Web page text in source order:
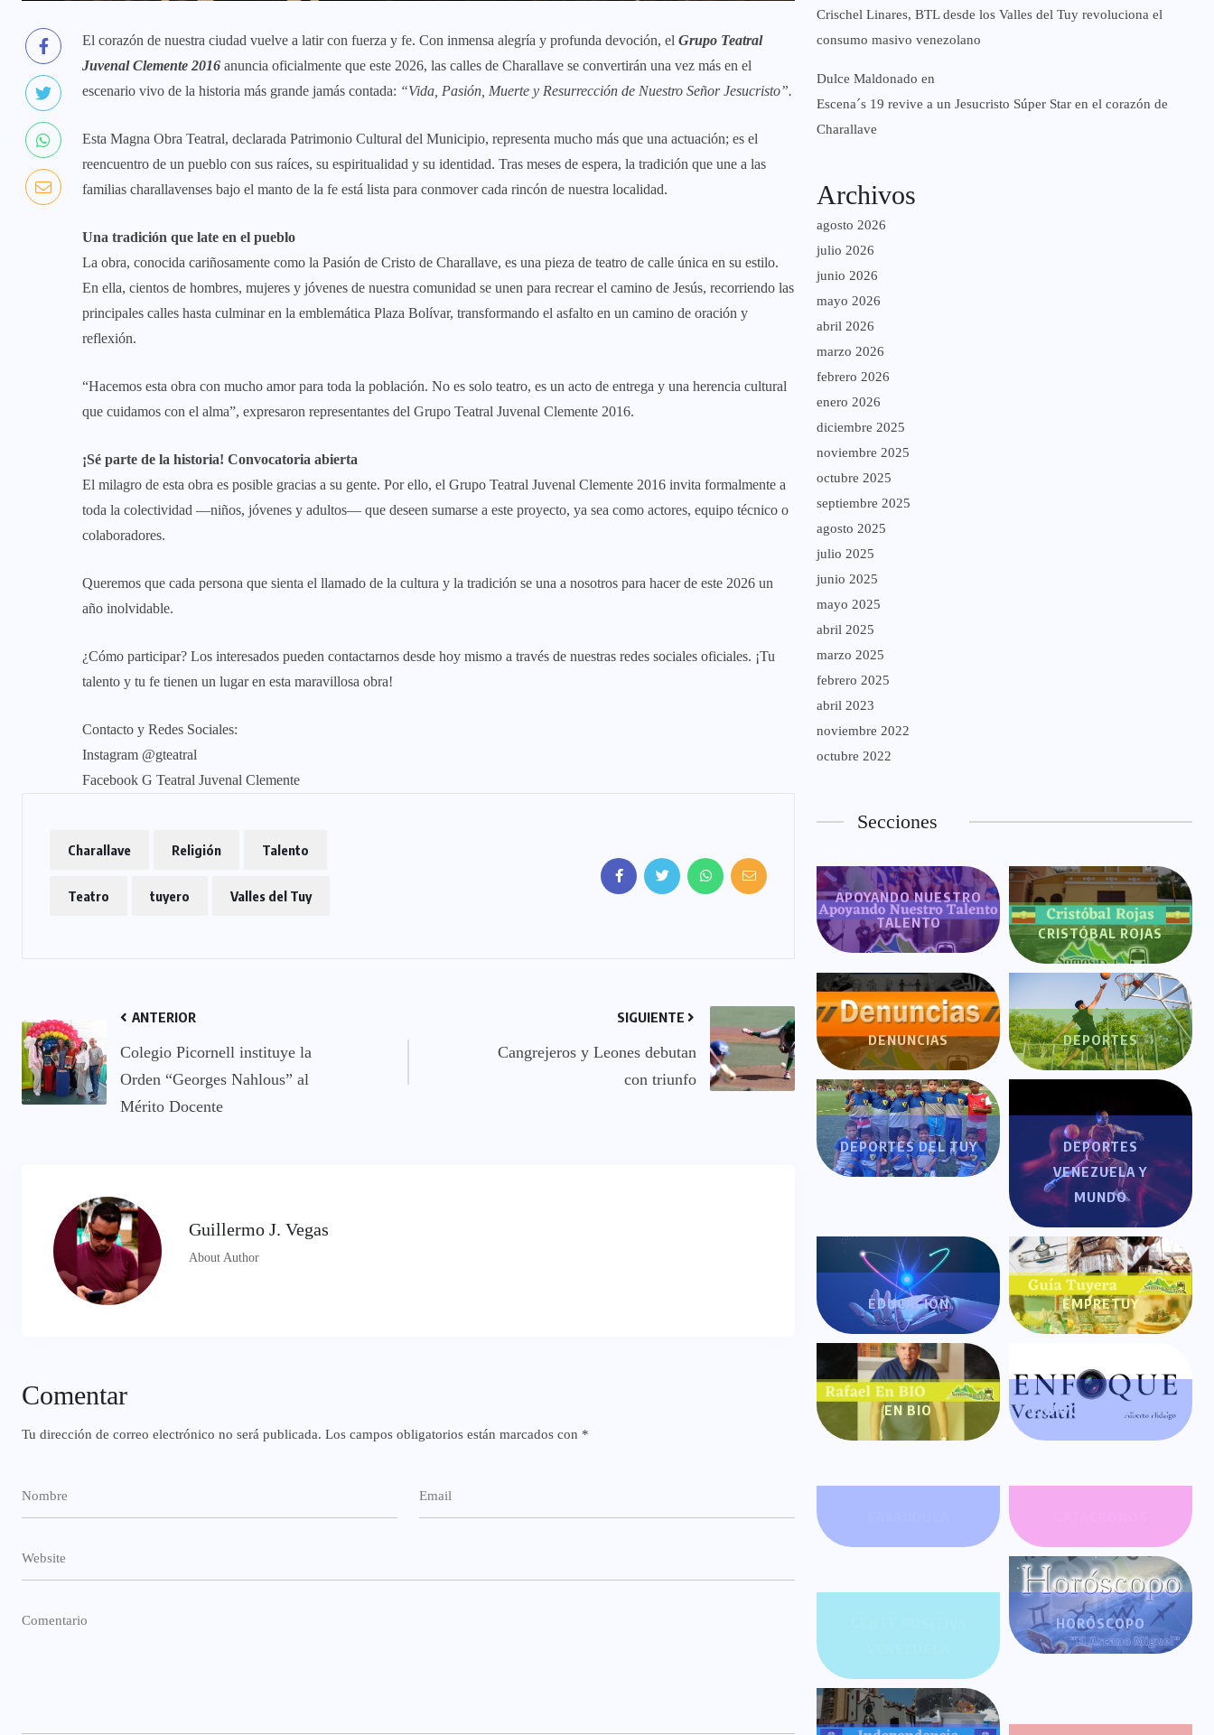
El corazón de nuestra ciudad vuelve a latir con fuerza y fe. Con inmensa alegría y profunda devoción, el Grupo Teatral
Juvenal Clemente 2016 anuncia oficialmente que este 2026, las calles de Charallave se convertirán una vez más en el
escenario vivo de la historia más grande jamás contada: “Vida, Pasión, Muerte y Resurrección de Nuestro Señor Jesucristo”.
Esta Magna Obra Teatral, declarada Patrimonio Cultural del Municipio, representa mucho más que una actuación; es el
reencuentro de un pueblo con sus raíces, su espiritualidad y su identidad. Tras meses de espera, la tradición que une a las
familias charallavenses bajo el manto de la fe está lista para conmover cada rincón de nuestra localidad.
Una tradición que late en el pueblo
La obra, conocida cariñosamente como la Pasión de Cristo de Charallave, es una pieza de teatro de calle única en su estilo.
En ella, cientos de hombres, mujeres y jóvenes de nuestra comunidad se unen para recrear el camino de Jesús, recorriendo las
principales calles hasta culminar en la emblemática Plaza Bolívar, transformando el asfalto en un camino de oración y
reflexión.
“Hacemos esta obra con mucho amor para toda la población. No es solo teatro, es un acto de entrega y una herencia cultural
que cuidamos con el alma”, expresaron representantes del Grupo Teatral Juvenal Clemente 2016.
¡Sé parte de la historia! Convocatoria abierta
El milagro de esta obra es posible gracias a su gente. Por ello, el Grupo Teatral Juvenal Clemente 2016 invita formalmente a
toda la colectividad —niños, jóvenes y adultos— que deseen sumarse a este proyecto, ya sea como actores, equipo técnico o
colaboradores.
Queremos que cada persona que sienta el llamado de la cultura y la tradición se una a nosotros para hacer de este 2026 un
año inolvidable.
¿Cómo participar? Los interesados pueden contactarnos desde hoy mismo a través de nuestras redes sociales oficiales. ¡Tu
talento y tu fe tienen un lugar en esta maravillosa obra!
Contacto y Redes Sociales:
Instagram @gteatral
Facebook G Teatral Juvenal Clemente
Charallave Religión Talento
Teatro tuyero Valles del Tuy
ANTERIOR
Colegio Picornell instituye la
Orden “Georges Nahlous” al
Mérito Docente
SIGUIENTE
Cangrejeros y Leones debutan
con triunfo
Guillermo J. Vegas
About Author
Comentar
Tu dirección de correo electrónico no será publicada. Los campos obligatorios están marcados con *
Crischel Linares, BTL desde los Valles del Tuy revoluciona el
consumo masivo venezolano
Dulce Maldonado en
Escena´s 19 revive a un Jesucristo Súper Star en el corazón de
Charallave
Archivos
agosto 2026
julio 2026
junio 2026
mayo 2026
abril 2026
marzo 2026
febrero 2026
enero 2026
diciembre 2025
noviembre 2025
octubre 2025
septiembre 2025
agosto 2025
julio 2025
junio 2025
mayo 2025
abril 2025
marzo 2025
febrero 2025
abril 2023
noviembre 2022
octubre 2022
Secciones
APOYANDO NUESTRO
TALENTO
CRISTÓBAL ROJAS
DENUNCIAS DEPORTES
DEPORTES DEL TUY
DEPORTES
VENEZUELA Y
MUNDO
EDUCACIÓN EMPRETUY
EN BIO ENFOQUE VERSÁTIL
HORÓSCOPO